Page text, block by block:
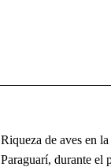
Riqueza de aves en
Paraguarí, durante el